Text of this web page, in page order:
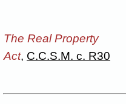
The Real Property
Act, C.C.S.M. c. R30